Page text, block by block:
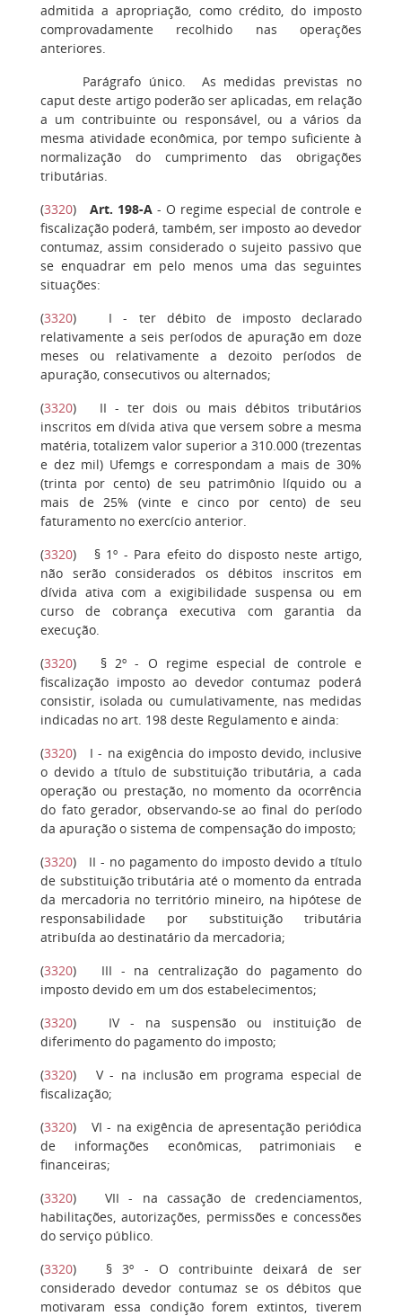
admitida a apropriação, como crédito, do imposto
comprovadamente recolhido nas operações
anteriores.
Parágrafo único.
As medidas previstas no
caput deste artigo poderão ser aplicadas, em relação
a um contribuinte ou responsável, ou a vários da
mesma atividade econômica, por tempo suficiente à
normalização do cumprimento das obrigações
tributárias.
(3320) Art. 198-A - O regime especial de controle e
fiscalização poderá, também, ser imposto ao devedor
contumaz, assim considerado o sujeito passivo que
se enquadrar em pelo menos uma das seguintes
situações:
(3320) I- ter débito de imposto declarado
relativamente a seis períodos de apuração em doze
meses ou relativamente a dezoito períodos de
apuração, consecutivos ou alternados;
(3320) II - ter dois ou mais débitos tributários
inscritos em dívida ativa que versem sobre a mesma
matéria, totalizem valor superior a 310.000 (trezentas
e dez mil) Ufemgs e correspondam a mais de 30%
(trinta por cento) de seu patrimônio líquido ou a
mais de 25% (vinte e cinco por cento) de seu
faturamento no exercício anterior.
(3320) § 1º - Para efeito do disposto neste artigo,
não serão considerados os débitos inscritos em
dívida ativa com a exigibilidade suspensa ou em
curso de cobrança executiva com garantia da
execução.
(3320) § 2º - O regime especial de controle e
fiscalização imposto ao devedor contumaz poderá
consistir, isolada ou cumulativamente, nas medidas
indicadas no art. 198 deste Regulamento e ainda:
(3320) I- na exigência do imposto devido, inclusive
o devido a título de substituição tributária, a cada
operação ou prestação, no momento da ocorrência
do fato gerador, observando-se ao final do período
da apuração o sistema de compensação do imposto;
(3320) II - no pagamento do imposto devido a título
de substituição tributária até o momento da entrada
da mercadoria no território mineiro, na hipótese de
responsabilidade por substituição tributária
atribuída ao destinatário da mercadoria;
(3320) III - na centralização do pagamento do
imposto devido em um dos estabelecimentos;
(3320) IV- na suspensão ou instituição de
diferimento do pagamento do imposto;
(3320) V- na inclusão em programa especial de
fiscalização;
(3320) VI - na exigência de apresentação periódica
de informações econômicas, patrimoniais e
financeiras;
(3320) VII - na cassação de credenciamentos,
habilitações, autorizações, permissões e concessões
do serviço público.
(3320) § 3º - O contribuinte deixará de ser
considerado devedor contumaz se os débitos que
motivaram essa condição forem extintos, tiverem